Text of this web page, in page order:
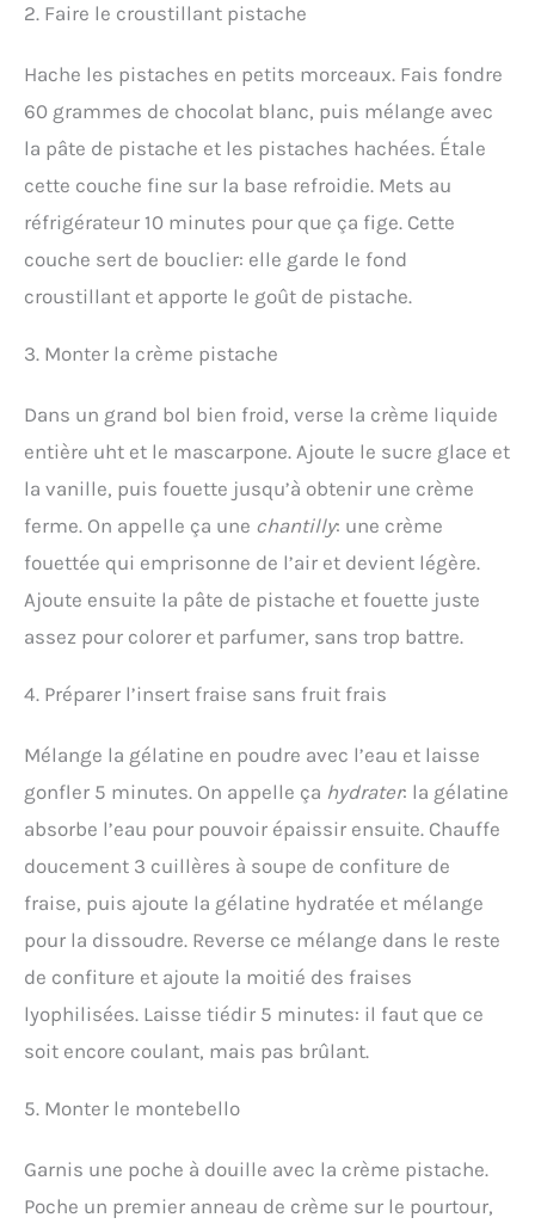
2. Faire le croustillant pistache
Hache les pistaches en petits morceaux. Fais fondre
60 grammes de chocolat blanc, puis mélange avec
la pâte de pistache et les pistaches hachées. Étale
cette couche fine sur la base refroidie. Mets au
réfrigérateur 10 minutes pour que ça fige. Cette
couche sert de bouclier: elle garde le fond
croustillant et apporte le goût de pistache.
3. Monter la crème pistache
Dans un grand bol bien froid, verse la crème liquide
entière uht et le mascarpone. Ajoute le sucre glace et
la vanille, puis fouette jusqu’à obtenir une crème
ferme. On appelle ça une chantilly: une crème
fouettée qui emprisonne de l’air et devient légère.
Ajoute ensuite la pâte de pistache et fouette juste
assez pour colorer et parfumer, sans trop battre.
4. Préparer l’insert fraise sans fruit frais
Mélange la gélatine en poudre avec l’eau et laisse
gonfler 5 minutes. On appelle ça hydrater: la gélatine
absorbe l’eau pour pouvoir épaissir ensuite. Chauffe
doucement 3 cuillères à soupe de confiture de
fraise, puis ajoute la gélatine hydratée et mélange
pour la dissoudre. Reverse ce mélange dans le reste
de confiture et ajoute la moitié des fraises
lyophilisées. Laisse tiédir 5 minutes: il faut que ce
soit encore coulant, mais pas brûlant.
5. Monter le montebello
Garnis une poche à douille avec la crème pistache.
Poche un premier anneau de crème sur le pourtour,